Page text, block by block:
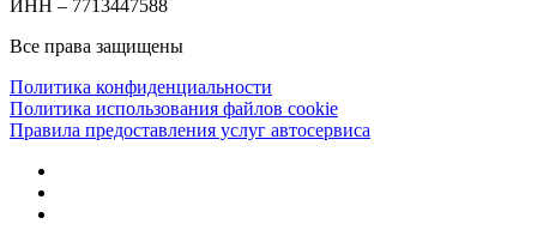
ИНН – 7713447588
Все права защищены
Политика конфиденциальности
Политика использования файлов cookie
Правила предоставления услуг автосервиса